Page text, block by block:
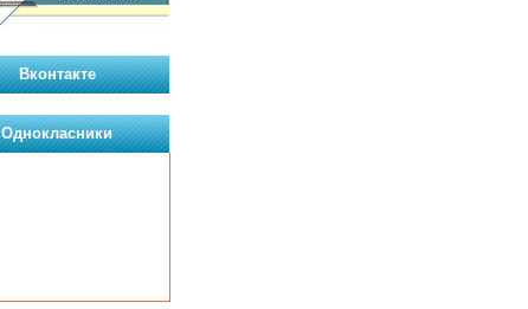
Вконтакте
Однокласники